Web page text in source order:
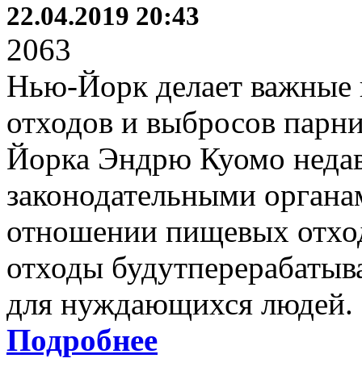
22.04.2019 20:43
2063
Нью-Йорк делает
отходов и выбросов
Йорка Эндрю Куомо
законодательными
отношении пищевых
отходы
для нуждающихся людей.
Подробнее